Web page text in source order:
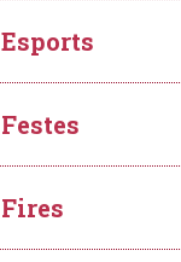
Esports
Festes
Fires